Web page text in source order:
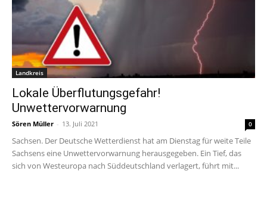
Landkreis
Lokale Überflutungsgefahr!
Unwettervorwarnung
Sören Müller - 13. Juli 2021 0
Sachsen. Der Deutsche Wetterdienst hat am Dienstag für weite Teile
Sachsens eine Unwettervorwarnung herausgegeben. Ein Tief, das
sich von Westeuropa nach Süddeutschland verlagert, führt mit...